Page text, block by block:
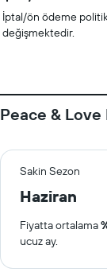
İptal/ön ödeme
değişmektedir.
Peace &
Sakin Sezon
Haziran
Fiyatta ortalama
ucuz ay.